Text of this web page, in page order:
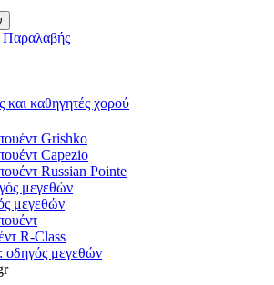
και καθηγητές χορού
Grishko
Capezio
Russian Pointe
μεγεθών
μεγεθών
R-Class
οδηγός μεγεθών